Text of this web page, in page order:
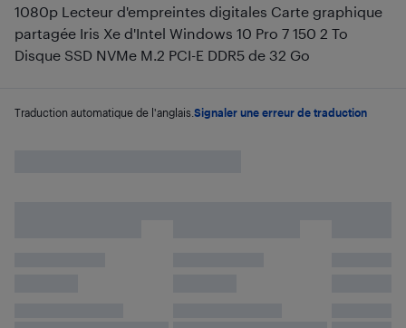
1080p Lecteur d'empreintes digitales Carte graphique
partagée Iris Xe d'Intel Windows 10 Pro 7 150 2 To
Disque SSD NVMe M.2 PCI-E DDR5 de 32 Go
Traduction automatique de l'anglais. Signaler une erreur de traduction